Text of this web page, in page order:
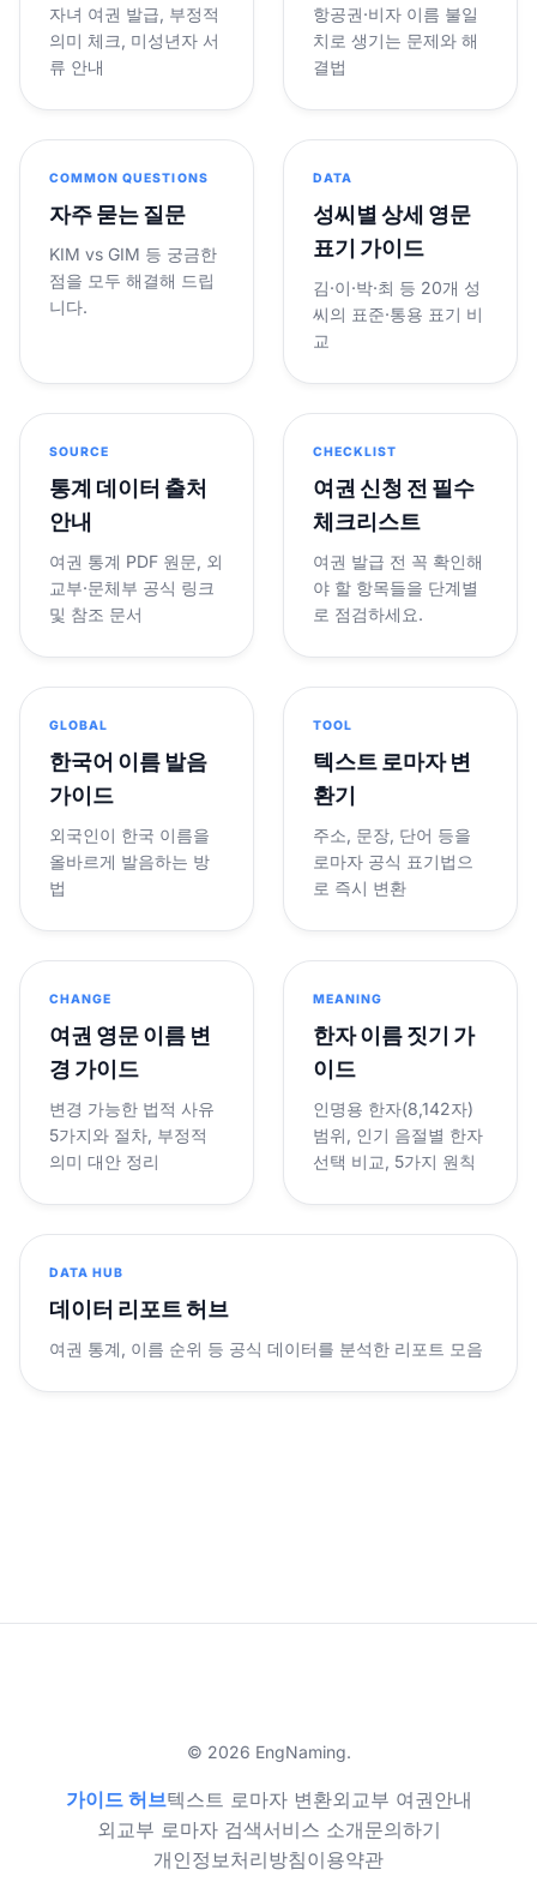
자녀 여권 발급, 부정적
의미 체크, 미성년자 서
류 안내
항공권·비자 이름 불일
치로 생기는 문제와 해
결법
COMMON QUESTIONS
자주 묻는 질문
KIM vs GIM 등 궁금한
점을 모두 해결해 드립
니다.
DATA
성씨별 상세 영문
표기 가이드
김·이·박·최 등 20개 성
씨의 표준·통용 표기 비
교
SOURCE
통계 데이터 출처
안내
여권 통계 PDF 원문, 외
교부·문체부 공식 링크
및 참조 문서
CHECKLIST
여권 신청 전 필수
체크리스트
여권 발급 전 꼭 확인해
야 할 항목들을 단계별
로 점검하세요.
GLOBAL
한국어 이름 발음
가이드
외국인이 한국 이름을
올바르게 발음하는 방
법
TOOL
텍스트 로마자 변
환기
주소, 문장, 단어 등을
로마자 공식 표기법으
로 즉시 변환
CHANGE
여권 영문 이름 변
경 가이드
변경 가능한 법적 사유
5가지와 절차, 부정적
의미 대안 정리
MEANING
한자 이름 짓기 가
이드
인명용 한자(8,142자)
범위, 인기 음절별 한자
선택 비교, 5가지 원칙
DATA HUB
데이터 리포트 허브
여권 통계, 이름 순위 등 공식 데이터를 분석한 리포트 모음
© 2026 EngNaming.
가이드 허브텍스트 로마자 변환외교부 여권안내
외교부 로마자 검색서비스 소개문의하기
개인정보처리방침이용약관